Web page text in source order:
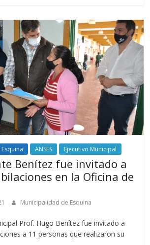
ANSES Ejecutivo Municipal
Benítez fue invitado a
en la Oficina de
Municipalidad de Esquina
Prof. Hugo Benítez fue invitado a
a 11 personas que realizaron su